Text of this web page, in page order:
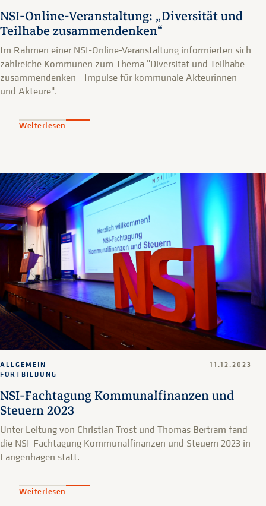
NSI-Online-Veranstaltung: „Diversität und
Teilhabe zusammendenken“
Im Rahmen einer NSI-Online-Veranstaltung informierten sich
zahlreiche Kommunen zum Thema "Diversität und Teilhabe
zusammendenken - Impulse für kommunale Akteurinnen
und Akteure".
Weiterlesen
NSI-Fachtagung Kommunalfinanzen und
Steuern 2023
ALLGEMEIN
FORTBILDUNG
11.12.2023
Unter Leitung von Christian Trost und Thomas Bertram fand
die NSI-Fachtagung Kommunalfinanzen und Steuern 2023 in
Langenhagen statt.
Weiterlesen